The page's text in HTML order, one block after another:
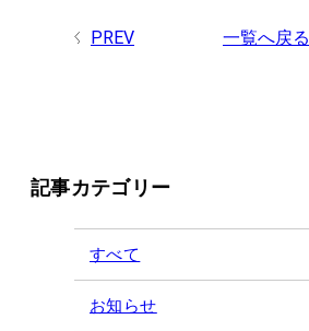
記事カテゴリー
すべて
お知らせ
PREV 一覧へ戻る